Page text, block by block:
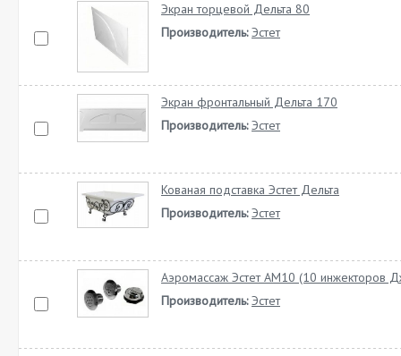
Экран торцевой Дельта 80
Производитель: Эстет
Экран фронтальный Дельта 170
Производитель: Эстет
Кованая подставка Эстет Дельта
Производитель: Эстет
Аэромассаж Эстет АМ10 (10 инжекторов
Производитель: Эстет